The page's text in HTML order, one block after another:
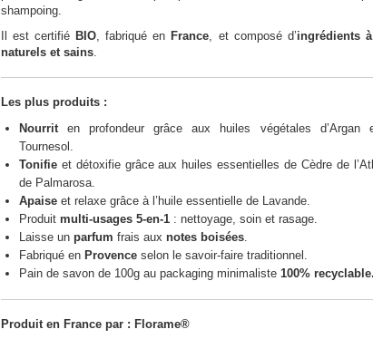
shampoing.
Il est certifiéBIO , fabriqué enFrance , et composé d’ingrédients
naturels et sains.
Les plus produits :
Nourriten profondeur grâce aux huiles végétales d’Argan
Tournesol.
Tonifieet détoxifie grâce aux huiles essentielles de Cèdre de
de Palmarosa.
Apaiseet relaxe grâce à l’huile essentielle de Lavande.
Produit multi-usages 5-en-1: nettoyage, soin et rasage.
Laisse un parfum frais aux notes boisées.
Fabriqué en Provenceselon le savoir-faire traditionnel.
Pain de savon de 100g au packaging minimaliste 100% recyclable.
Produit en France par : Florame®